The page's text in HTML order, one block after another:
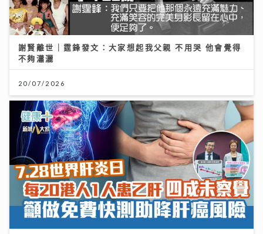
謝賢離世｜霆鋒發文：大家想起我父親 不用哭 他會覺得
不夠瀟灑
20/07/2026